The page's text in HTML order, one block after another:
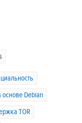
основе Debian
TOR